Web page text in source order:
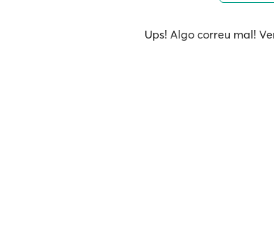
Ups! Algo correu mal!